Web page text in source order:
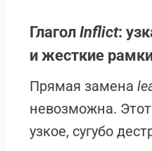
Глагол Inflict:
и жесткие
Прямая замена
невозможна.
узкое, сугубо